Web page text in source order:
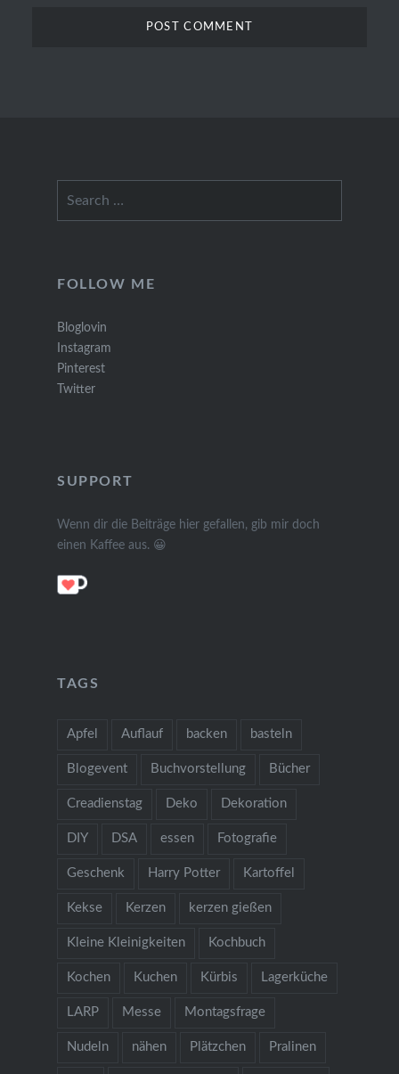
FOLLOW ME
Bloglovin
Instagram
Pinterest
Twitter
SUPPORT
Wenn dir die Beiträge hier gefallen, gib mir doch
einen Kaffee aus. 😀
TAGS
Apfel Auflauf backen basteln
Blogevent Buchvorstellung Bücher
Creadienstag Deko Dekoration
DIY DSA essen Fotografie
Geschenk Harry Potter Kartoffel
Kekse Kerzen kerzen gießen
Kleine Kleinigkeiten Kochbuch
Kochen Kuchen Kürbis Lagerküche
LARP Messe Montagsfrage
Nudeln nähen Plätzchen Pralinen